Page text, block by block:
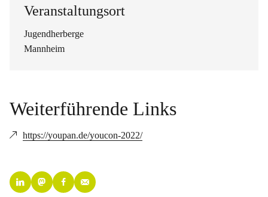
Veranstaltungsort
Jugendherberge
Mannheim
Weiterführende Links
https://youpan.de/youcon-2022/